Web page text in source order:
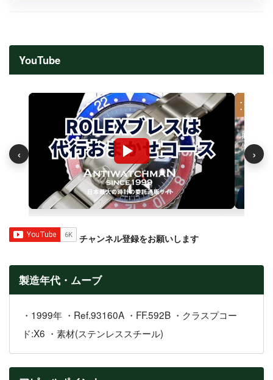
YouTube
‹ ›
チャンネル登録をお願いします
製造年代・ムーブ
・1999年 ・Ref.93160A ・FF.592B ・クラスプコー
ド:X6 ・素材(ステンレススチール)